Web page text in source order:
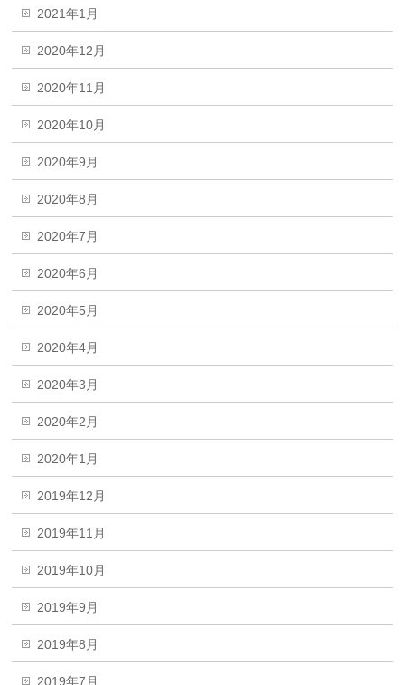
2021年1月
2020年12月
2020年11月
2020年10月
2020年9月
2020年8月
2020年7月
2020年6月
2020年5月
2020年4月
2020年3月
2020年2月
2020年1月
2019年12月
2019年11月
2019年10月
2019年9月
2019年8月
2019年7月